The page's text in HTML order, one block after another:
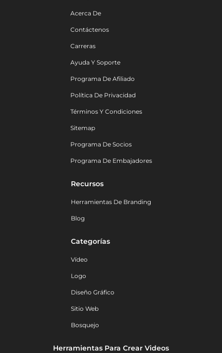
Acerca De
Contáctenos
Carreras
Ayuda Y Soporte
Programa De Afiliado
Política De Privacidad
Términos Y Condiciones
Sitemap
Programa De Socios
Programa De Embajadores
Recursos
Herramientas De Branding
Blog
Categorías
Vídeo
Logo
Diseño Gráfico
Sitio Web
Bosquejo
Herramientas Para Crear Videos